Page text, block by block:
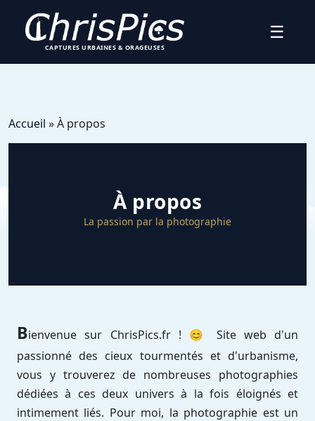
CAPTURES URBAINES & ORAGEUSES
☰
Accueil » À propos
À propos
La passion par la photographie
Bienvenue sur ChrisPics.fr ! 😊 Site web d'un
passionné des cieux tourmentés et d'urbanisme,
vous y trouverez de nombreuses photographies
dédiées à ces deux univers à la fois éloignés et
intimement liés. Pour moi, la photographie est un